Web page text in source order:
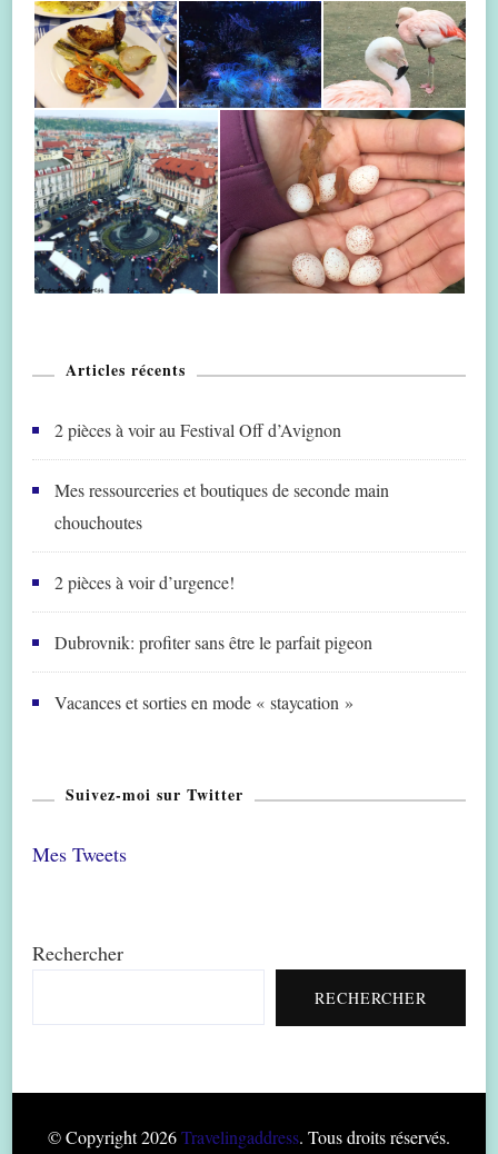
Articles récents
2 pièces à voir au Festival Off d’Avignon
Mes ressourceries et boutiques de seconde main
chouchoutes
2 pièces à voir d’urgence!
Dubrovnik: profiter sans être le parfait pigeon
Vacances et sorties en mode « staycation »
Suivez-moi sur Twitter
Mes Tweets
Rechercher
RECHERCHER
© Copyright 2026Travelingaddress. Tous droits réservés.